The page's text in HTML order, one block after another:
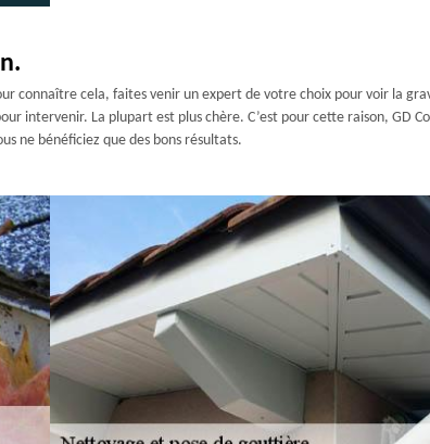
connaître cela, faites venir un expert de votre choix pour voir la
intervenir. La plupart est plus chère. C’est pour cette raison, GD
ne bénéficiez que des bons résultats.